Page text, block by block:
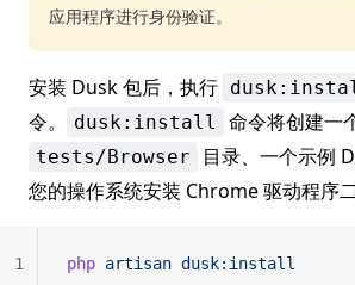
应用程序进行身份验证。
安装 Dusk 包后，执行
令。
dusk:install 命令将创建一
tests/Browser
目录、一个示例
您的操作系统安装 Chrome 驱动程序
php artisan dusk:install
1